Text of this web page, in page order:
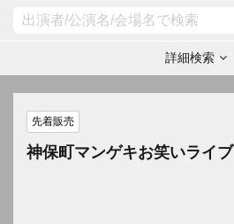
詳細検索
先着販売
神保町マンゲキお笑いライブ